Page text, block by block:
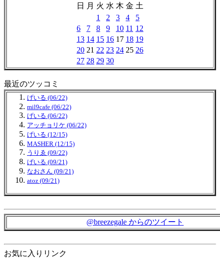
日 月 火 水 木 金 土
1
2 3 4
5
6
7 8 9 10 11 12
13 14 15 16 17 18 19
20 21 22 23 24 25 26
27 28 29 30
最近のツッコミ
げいる (06/22)
mil9cafe (06/22)
げいる (06/22)
アッチョリケ (06/22)
げいる (12/15)
MASHER (12/15)
うりゑ (09/22)
げいる (09/21)
なおさん (09/21)
atoz (09/21)
@breezegale からのツイート
お気に入りリンク